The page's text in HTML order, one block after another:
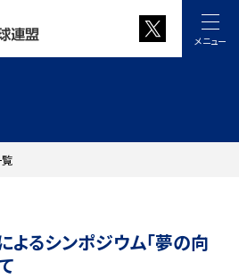
メニュー
るシンポジウム「夢の向